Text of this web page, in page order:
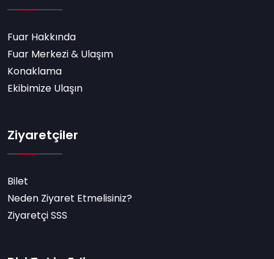
Fuar Hakkında
Fuar Merkezi & Ulaşım
Konaklama
Ekibimize Ulaşın
Ziyaretçiler
Bilet
Neden Ziyaret Etmelisiniz?
Ziyaretçi SSS